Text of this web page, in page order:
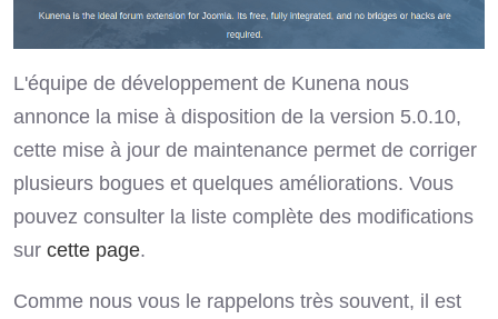
L'équipe de développement de Kunena nous
annonce la mise à disposition de la version 5.0.10,
cette mise à jour de maintenance permet de corriger
plusieurs bogues et quelques améliorations. Vous
pouvez consulter la liste complète des modifications
sur cette page.
Comme nous vous le rappelons très souvent, il est